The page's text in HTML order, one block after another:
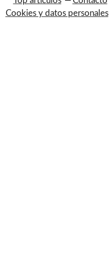
Cookies y datos personales